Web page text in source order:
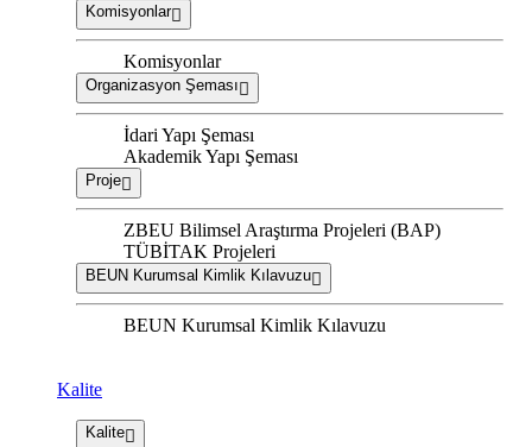
Komisyonlar
Komisyonlar
Organizasyon Şeması
İdari Yapı Şeması
Akademik Yapı Şeması
Proje
ZBEU Bilimsel Araştırma Projeleri (BAP)
TÜBİTAK Projeleri
BEUN Kurumsal Kimlik Kılavuzu
BEUN Kurumsal Kimlik Kılavuzu
Kalite
Kalite